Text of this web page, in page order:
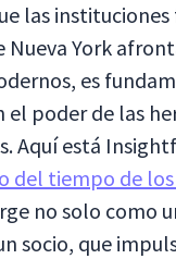
las
Nueva York
es
el poder de las
Aquí está
del tiempo de
no solo como
socio, que